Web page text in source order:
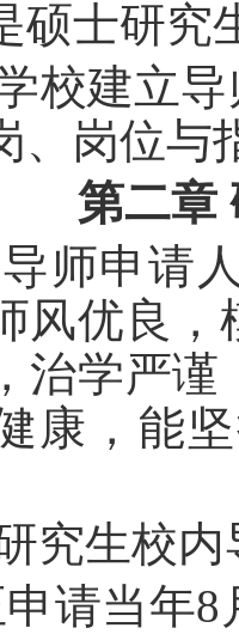
硕士研究
校建立导
、岗位与
第二章
导师申请
风优良
治学严
康，能
究生校
申请当年8